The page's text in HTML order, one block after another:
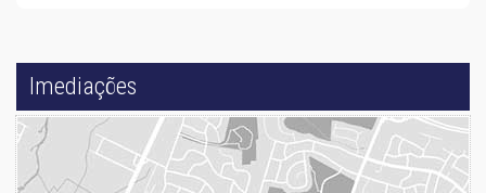
Imediações